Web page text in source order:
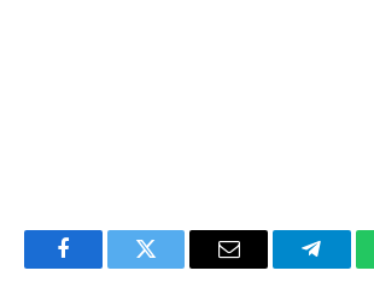
FacebookTwitter Email